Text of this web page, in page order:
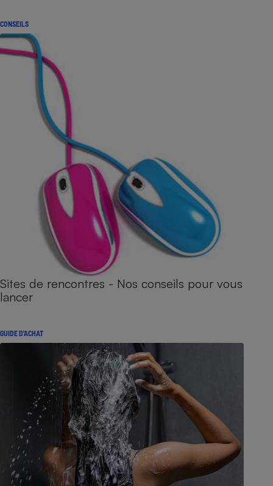
CONSEILS
Sites de rencontres - Nos conseils pour vous
lancer
GUIDE D'ACHAT